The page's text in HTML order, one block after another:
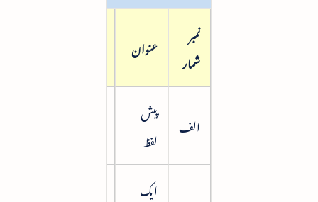
نمبر
شمار
عنوان
الف
پیش
لفظ
ایک